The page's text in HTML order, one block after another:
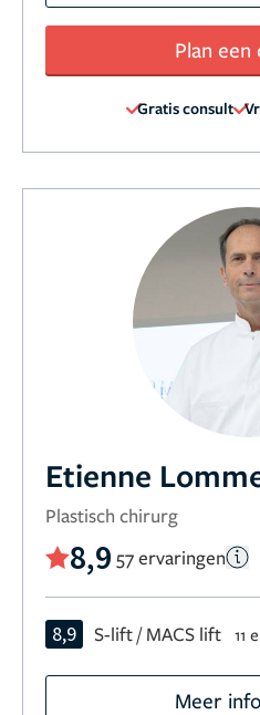
Plan een
Gratis consult
Etienne
Plastisch chirurg
8,9 57 ervaringen
8,9 S-lift / MACS lift 11
Meer